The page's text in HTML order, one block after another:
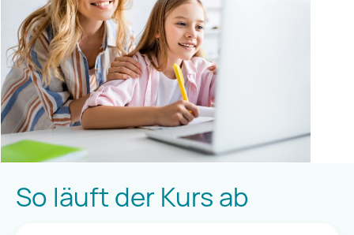
So läuft der Kurs ab